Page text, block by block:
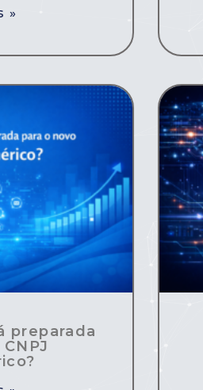
»
preparada